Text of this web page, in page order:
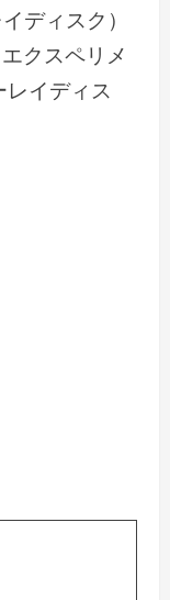
ディスク）
クスペリメ
イディス